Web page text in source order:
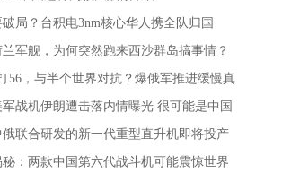
破局？台积电3nm核心华人携全队归国
兰军舰，为何突然跑来西沙群岛搞事情？
56，与半个世界对抗？爆俄军推进缓慢真
军战机伊朗遭击落内情曝光 很可能是中国
俄联合研发的新一代重型直升机即将投产
秘：两款中国第六代战斗机可能震惊世界